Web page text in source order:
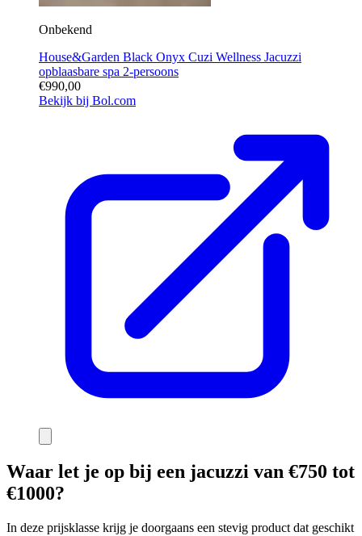
Onbekend
House&Garden Black Onyx Cuzi Wellness Jacuzzi
opblaasbare spa 2-persoons
€990,00
Bekijk bij Bol.com
Waar let je op bij een jacuzzi van €750 tot
€1000?
In deze prijsklasse krijg je doorgaans een stevig product dat geschikt